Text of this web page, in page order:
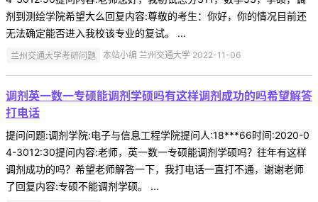
剂到测绘学院希望大么回复内容:尊敬的考生：你好，你的情况目前还
无法确定能否进入我校该专业的复试。 ...
兰州交通大学考研问题 本站小编 兰州交通大学 2022-11-06
调剂英一数一专硕能调剂学硕吗有这样调剂成功的吗希望解答
打电话
提问问题:调剂学院:电子与信息工程学院提问人:18***66时间:2020-0
4-3012:30提问内容:老师，英一数一专硕能调剂学硕吗？往年有这样
调剂成功的吗？希望老师解答一下，我打电话一直打不通，谢谢老师
了回复内容:专硕不能调剂学硕。 ...